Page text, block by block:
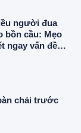
người đua
bồn cầu: Mẹo
ngay vấn đề
chải trước